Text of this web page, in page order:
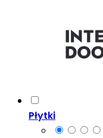
Płytki